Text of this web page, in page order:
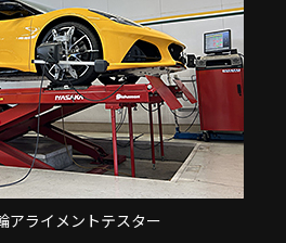
アライメントテスター